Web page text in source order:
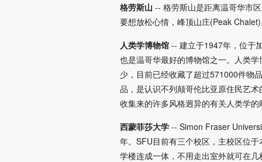
格劳斯山 -- 格劳斯山是距离温哥华市
要想放松心情，峰顶山庄(Peak
人类学博物馆 -- 建立于1947年，位于
也是温哥华最好的博物馆之一。人类
少，目前已经收藏了超过571000件物
品，是认识不列颠哥伦比亚原住民艺
收集来的许多风格迥异的有关人类学
西蒙菲莎大学 -- Simon Fraser
年。SFU目前有三个校区，主校区位
学楼连成一体，不用走出室外就可在